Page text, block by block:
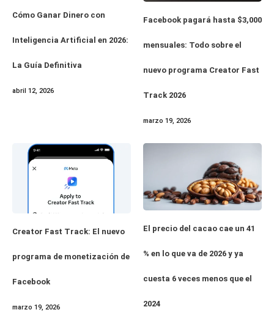
Cómo Ganar Dinero con
Inteligencia Artificial en 2026:
La Guía Definitiva
abril 12, 2026
Facebook pagará hasta $3,000
mensuales: Todo sobre el
nuevo programa Creator Fast
Track 2026
marzo 19, 2026
Creator Fast Track: El nuevo
programa de monetización de
Facebook
marzo 19, 2026
El precio del cacao cae un 41
% en lo que va de 2026 y ya
cuesta 6 veces menos que el
2024